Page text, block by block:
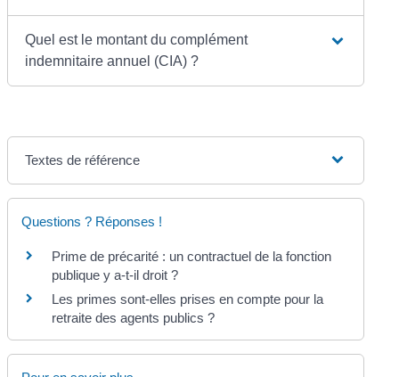
Quel est le montant du complément
indemnitaire annuel (CIA) ?
Textes de référence
Questions ? Réponses !
Prime de précarité : un contractuel de la fonction
publique y a-t-il droit ?
Les primes sont-elles prises en compte pour la
retraite des agents publics ?